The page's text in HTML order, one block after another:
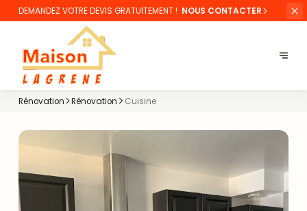
DEMANDEZ VOTREDEVIS GRATUITEMENT ! NOUS CONTACTER
Rénovation Rénovation Cuisine